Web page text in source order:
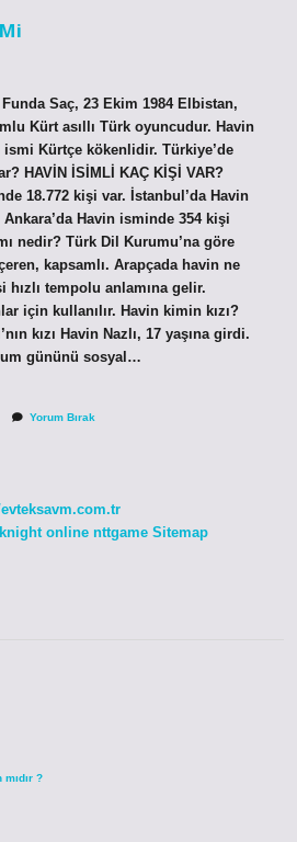
Saç, 23 Ekim 1984 Elbistan,
Kürt asıllı Türk oyuncudur. Havin
Kürtçe kökenlidir. Türkiye’de
HAVİN İSİMLİ KAÇ KİŞİ VAR?
18.772 kişi var. İstanbul’da Havin
Havin isminde 354 kişi
nedir? Türk Dil Kurumu’na göre
kapsamlı. Arapçada havin ne
tempolu anlamına gelir.
için kullanılır. Havin kimin kızı?
kızı Havin Nazlı, 17 yaşına girdi.
gününü sosyal…
Yorum Bırak
knight online nttgame Sitemap
?